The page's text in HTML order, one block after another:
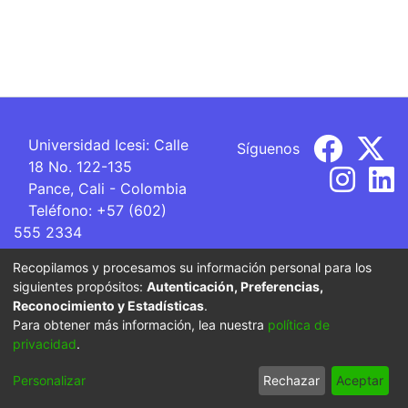
Universidad Icesi: Calle
18 No. 122-135
Pance, Cali - Colombia
Teléfono: +57 (602)
555 2334
ventanillaunica@icesi.edu.co
Síguenos
La Universidad Icesi es una Institución de Educación
Superior que se encuentra sujeta a inspección y vigilancia
por parte del Ministerio de Educación Nacional.
Cookie
End User
Agreement
Send
Feedback
Recopilamos y procesamos su información personal para los
siguientes propósitos: Autenticación, Preferencias,
Reconocimiento y Estadísticas.
Para obtener más información, lea nuestra política de
privacidad.
Personalizar Rechazar Aceptar